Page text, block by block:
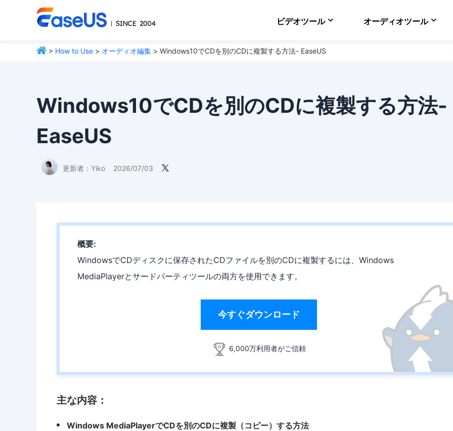
ビデオツール
Video Downloader
オンラインで動画をダ
オーディオツール
> How to Use > オーディオ編集 > Windows10でCDを別のCDに複製する方法- EaseUS
Windows10でCDを別のCDに複製する方法-
EaseUS
更新者： Yiko 2026/07/03 
概要:
WindowsでCDディスクに保存されたCDファイルを別のCDに複製するには、Windows
MediaPlayerとサードパーティツールの両方を使用できます。
今すぐダウンロード
6,000万利用者がご信頼
主な内容：
Windows MediaPlayerでCDを別のCDに複製（コピー）する方法